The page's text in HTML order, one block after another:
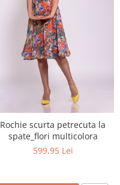
Rochie scurta petrecuta la
spate_flori multicolora
599,95 Lei